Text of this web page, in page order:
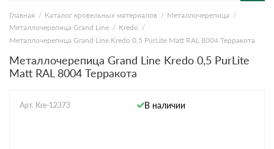
и оплата
Главная Каталог кровельных материалов
Металлочерепица
Металлочерепица Grand Line
Kredo
Металлочерепица Grand Line Kredo 0,5 PurLite Мatt RAL 8004 Терракота
Металлочерепица Grand Line Kredo 0,5 PurLite
Мatt RAL 8004 Терракота
Арт. Kre-12373 В наличии